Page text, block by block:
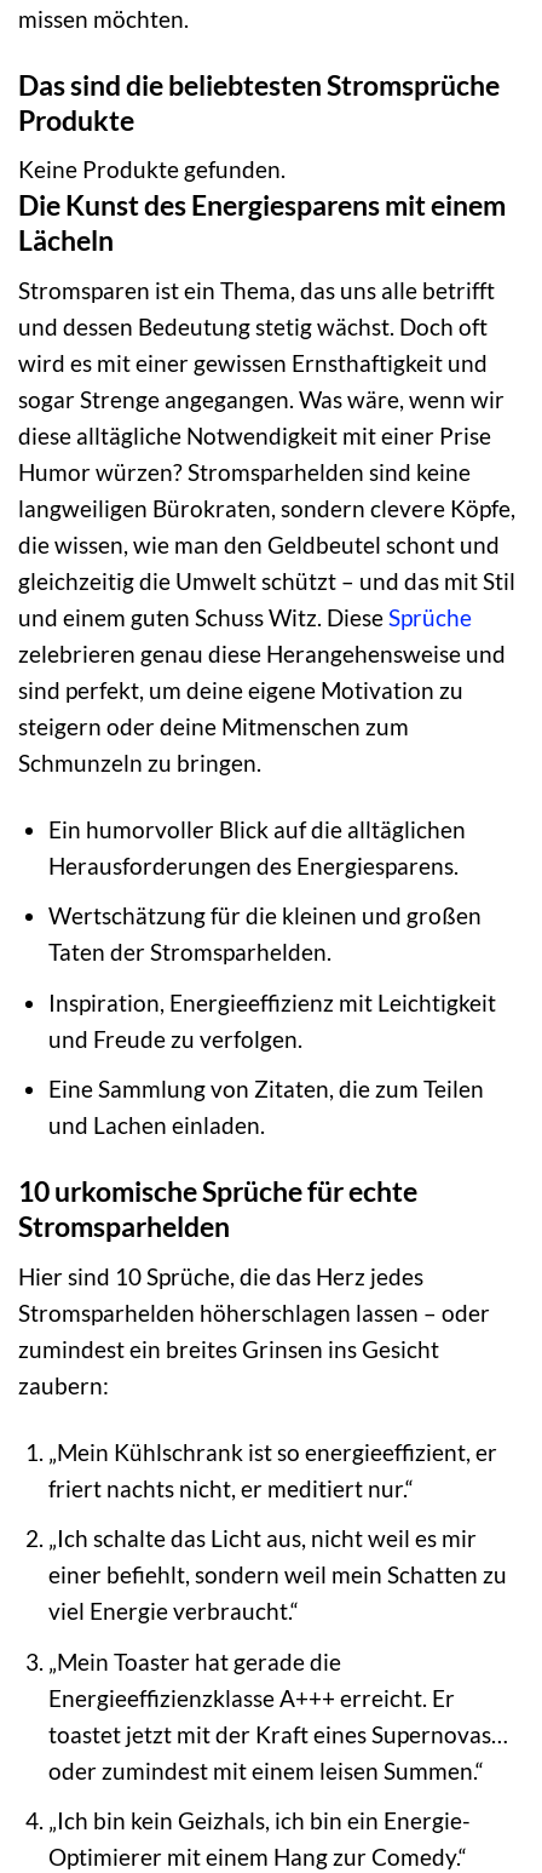
missen möchten.
Das sind die beliebtesten Stromsprüche
Produkte
Keine Produkte gefunden.
Die Kunst des Energiesparens mit einem
Lächeln
Stromsparen ist ein Thema, das uns alle betrifft
und dessen Bedeutung stetig wächst. Doch oft
wird es mit einer gewissen Ernsthaftigkeit und
sogar Strenge angegangen. Was wäre, wenn wir
diese alltägliche Notwendigkeit mit einer Prise
Humor würzen? Stromsparhelden sind keine
langweiligen Bürokraten, sondern clevere Köpfe,
die wissen, wie man den Geldbeutel schont und
gleichzeitig die Umwelt schützt – und das mit Stil
und einem guten Schuss Witz. DieseSprüche
zelebrieren genau diese Herangehensweise und
sind perfekt, um deine eigene Motivation zu
steigern oder deine Mitmenschen zum
Schmunzeln zu bringen.
Ein humorvoller Blick auf die alltäglichen
Herausforderungen des Energiesparens.
Wertschätzung für die kleinen und großen
Taten der Stromsparhelden.
Inspiration, Energieeffizienz mit Leichtigkeit
und Freude zu verfolgen.
Eine Sammlung von Zitaten, die zum Teilen
und Lachen einladen.
10 urkomische Sprüche für echte
Stromsparhelden
Hier sind 10 Sprüche, die das Herz jedes
Stromsparhelden höherschlagen lassen – oder
zumindest ein breites Grinsen ins Gesicht
zaubern:
„Mein Kühlschrank ist so energieeffizient, er
friert nachts nicht, er meditiert nur.“
„Ich schalte das Licht aus, nicht weil es mir
einer befiehlt, sondern weil mein Schatten zu
viel Energie verbraucht.“
„Mein Toaster hat gerade die
Energieeffizienzklasse A+++ erreicht. Er
toastet jetzt mit der Kraft eines Supernovas…
oder zumindest mit einem leisen Summen.“
„Ich bin kein Geizhals, ich bin ein Energie-
Optimierer mit einem Hang zur Comedy.“